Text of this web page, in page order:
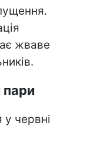
жваве
пари
у червні